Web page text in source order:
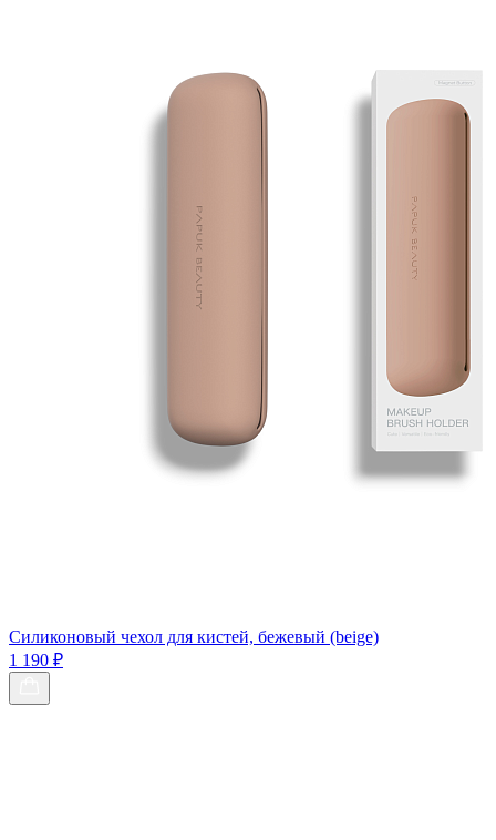
Силиконовый чехол для кистей, бежевый (beige)
1 190 ₽